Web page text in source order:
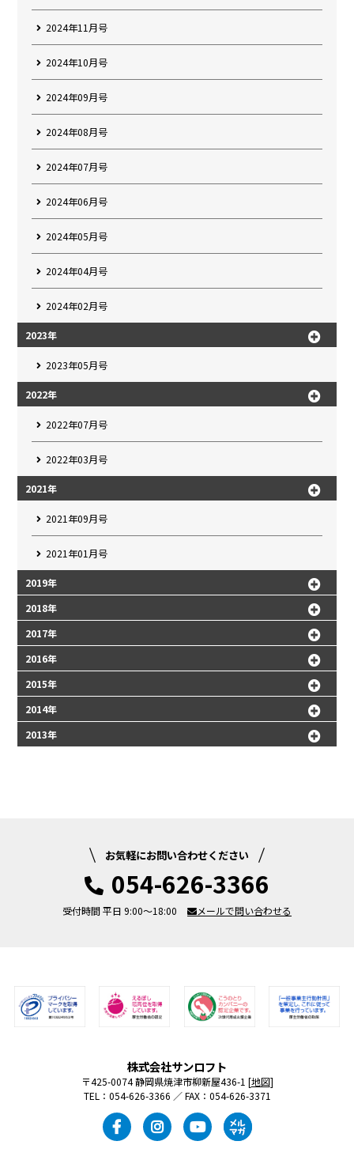
2024年11月号
2024年10月号
2024年09月号
2024年08月号
2024年07月号
2024年06月号
2024年05月号
2024年04月号
2024年02月号
2023年
2023年05月号
2022年
2022年07月号
2022年03月号
2021年
2021年09月号
2021年01月号
2019年
2018年
2017年
2016年
2015年
2014年
2013年
お気軽にお問い合わせください
054-626-3366
受付時間 平日 9:00～18:00 メールで問い合わせる
株式会社サンロフト
〒425-0074 静岡県焼津市柳新屋436-1 [地図]
TEL：054-626-3366 ／ FAX：054-626-3371